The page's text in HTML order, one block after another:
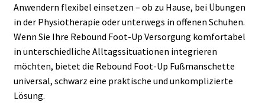
Anwendern flexibel einsetzen – ob zu Hause, bei Übungen
in der Physiotherapie oder unterwegs in offenen Schuhen.
Wenn Sie Ihre Rebound Foot-Up Versorgung komfortabel
in unterschiedliche Alltagssituationen integrieren
möchten, bietet die Rebound Foot-Up Fußmanschette
universal, schwarz eine praktische und unkomplizierte
Lösung.